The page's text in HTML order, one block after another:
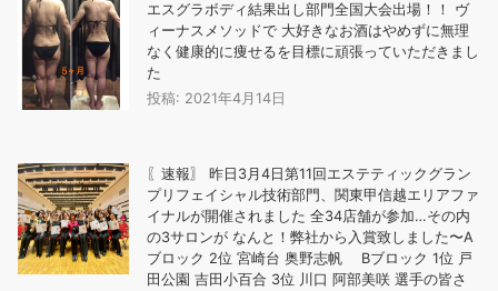
エスグラボディ結果出し部門全国大会出場！！ ヴ
ィーナスメソッドで 大好きなお酒はやめずに無理
なく健康的に痩せるを目標に頑張っていただきまし
た
投稿: 2021年4月14日
〖速報〗 昨日3月4日第11回エステティックグラン
プリフェイシャル技術部門、関東甲信越エリアファ
イナルが開催されました 全34店舗が参加…その内
の3サロンが なんと！弊社から入賞致しました〜A
ブロック 2位 宮崎台 奥野志帆 Bブロック 1位 戸
田公園 吉田小百合 3位 川口 阿部美咲 選手の皆さ